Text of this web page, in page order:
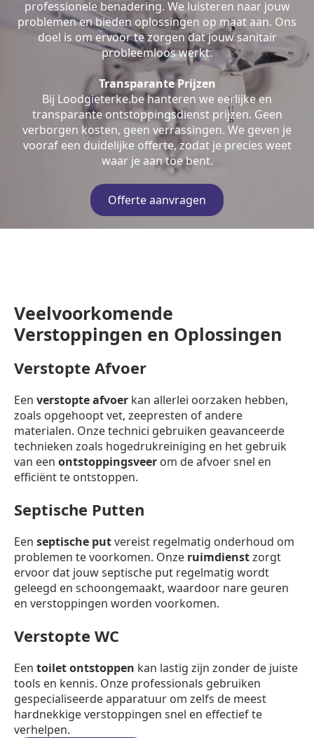
professionele benadering. We luisteren naar jouw
problemen en bieden oplossingen op maat aan. Ons
doel is om ervoor te zorgen dat jouw sanitair
probleemloos werkt.
Transparante Prijzen
Bij Loodgieterke.be hanteren we eerlijke en
transparante ontstoppingsdienst prijzen. Geen
verborgen kosten, geen verrassingen. We geven je
vooraf een duidelijke offerte, zodat je precies weet
waar je aan toe bent.
Offerte aanvragen
Veelvoorkomende
Verstoppingen en Oplossingen
Verstopte Afvoer
Een verstopte afvoer kan allerlei oorzaken hebben,
zoals opgehoopt vet, zeepresten of andere
materialen. Onze technici gebruiken geavanceerde
technieken zoals hogedrukreiniging en het gebruik
van een ontstoppingsveer om de afvoer snel en
efficiënt te ontstoppen.
Septische Putten
Een septische putvereist regelmatig onderhoud om
problemen te voorkomen. Onze ruimdienstzorgt
ervoor dat jouw septische put regelmatig wordt
geleegd en schoongemaakt, waardoor nare geuren
en verstoppingen worden voorkomen.
Verstopte WC
Een toilet ontstoppen kan lastig zijn zonder de juiste
tools en kennis. Onze professionals gebruiken
gespecialiseerde apparatuur om zelfs de meest
hardnekkige verstoppingen snel en effectief te
verhelpen.